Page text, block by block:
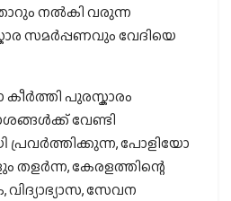
നൽകി വരുന്ന
സമർപ്പണവും വേദിയെ
പുരസ്കാരം
വേണ്ടി
പ്രവർത്തിക്കുന്ന, പോളിയോ
തളർന്ന, കേരളത്തിന്റെ
വിദ്യാഭ്യാസ, സേവന